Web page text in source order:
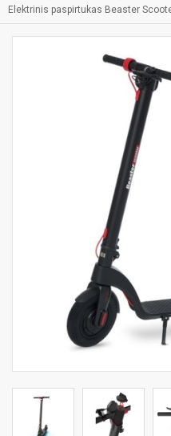
Elektrinis paspirtukas Beaster